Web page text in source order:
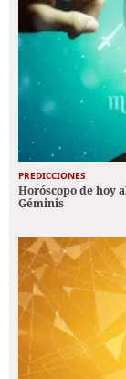
PREDICCIONES
Horóscopo de hoy
Géminis